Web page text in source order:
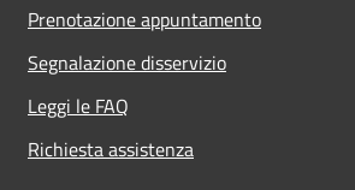
Prenotazione appuntamento
Segnalazione disservizio
Leggi le FAQ
Richiesta assistenza